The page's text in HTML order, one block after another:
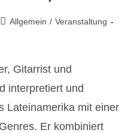
Allgemein / Veranstaltung
Gitarrist und
interpretiert und
Lateinamerika mit einer
Er kombiniert